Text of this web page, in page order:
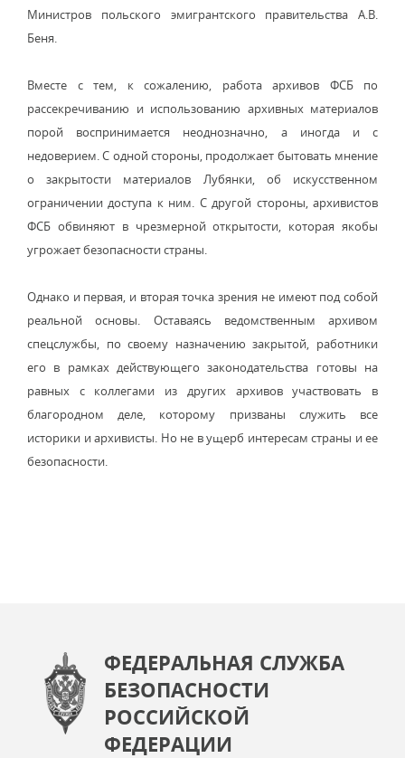
Министров польского эмигрантского правительства А.В.
Беня.
Вместе с тем, к сожалению, работа архивов ФСБ по
рассекречиванию и использованию архивных материалов
порой воспринимается неоднозначно, а иногда и с
недоверием. С одной стороны, продолжает бытовать мнение
о закрытости материалов Лубянки, об искусственном
ограничении доступа к ним. С другой стороны, архивистов
ФСБ обвиняют в чрезмерной открытости, которая якобы
угрожает безопасности страны.
Однако и первая, и вторая точка зрения не имеют под собой
реальной основы. Оставаясь ведомственным архивом
спецслужбы, по своему назначению закрытой, работники
его в рамках действующего законодательства готовы на
равных с коллегами из других архивов участвовать в
благородном деле, которому призваны служить все
историки и архивисты. Но не в ущерб интересам страны и ее
безопасности.
ФЕДЕРАЛЬНАЯ СЛУЖБА
БЕЗОПАСНОСТИ
РОССИЙСКОЙ
ФЕДЕРАЦИИ